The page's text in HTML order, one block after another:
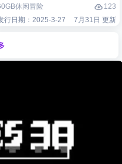
休闲冒险
123
行日期：2025-3-27
7月31日 更新